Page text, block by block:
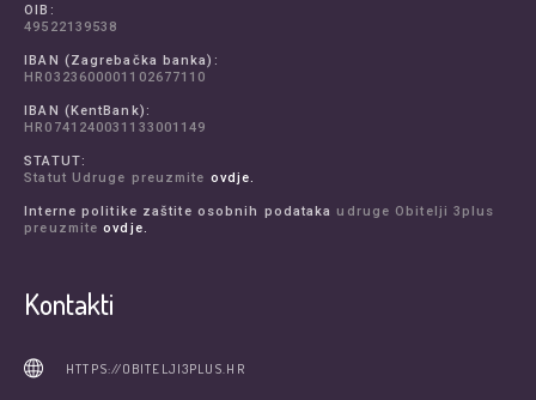
OIB:
49522139538
IBAN (Zagrebačka banka):
HR0323600001102677110
IBAN (KentBank):
HR0741240031133001149
STATUT:
Statut Udruge preuzmite ovdje.
Interne politike zaštite osobnih podataka udruge Obitelji 3plus
preuzmiteovdje.
Kontakti
HTTPS://OBITELJI3PLUS.HR